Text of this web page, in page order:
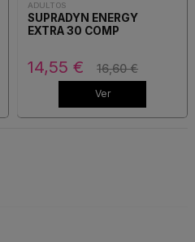
ADULTOS
SUPRADYN ENERGY
EXTRA 30 COMP
14,55 € 16,60 €
Ver